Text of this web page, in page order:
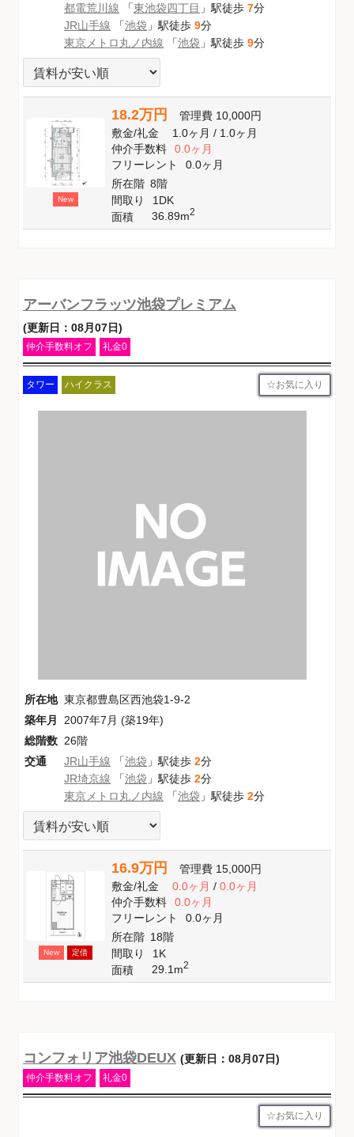
都電荒川線 「東池袋四丁目 」駅徒歩 7分
JR山手線 「池袋 」駅徒歩 9分
東京メトロ丸ノ内線 「池袋 」駅徒歩 9分
New
18.2万円 管理費 10,000円
敷金/礼金 1.0ヶ月/ 1.0ヶ月
仲介手数料
0.0ヶ月
フリーレント
0.0ヶ月
所在階 8階
間取り
1DK
面積
36.89m2
アーバンフラッツ池袋プレミアム
(更新日：08月07日)
仲介手数料オフ 礼金0
タワー ハイクラス お気に入り
所在地 東京都豊島区西池袋1-9-2
築年月
2007年7月 (築19年)
総階数 26階
交通
JR山手線 「池袋 」駅徒歩 2分
JR埼京線 「池袋 」駅徒歩 2分
東京メトロ丸ノ内線 「池袋 」駅徒歩 2分
New 定借
16.9万円 管理費 15,000円
敷金/礼金 0.0ヶ月/ 0.0ヶ月
仲介手数料
0.0ヶ月
フリーレント
0.0ヶ月
所在階 18階
間取り
1K
面積
29.1m2
コンフォリア池袋DEUX (更新日：08月07日)
仲介手数料オフ 礼金0
お気に入り